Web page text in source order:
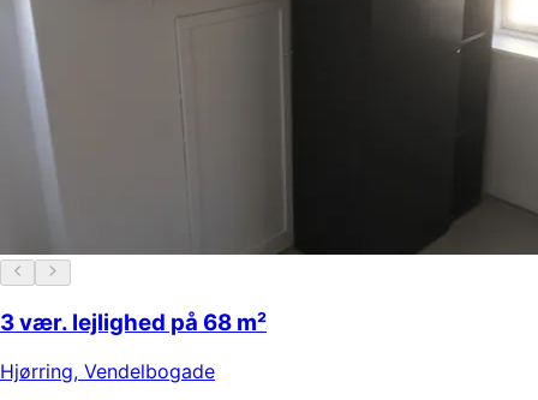
3 vær. lejlighed på 68 m²
Hjørring, Vendelbogade